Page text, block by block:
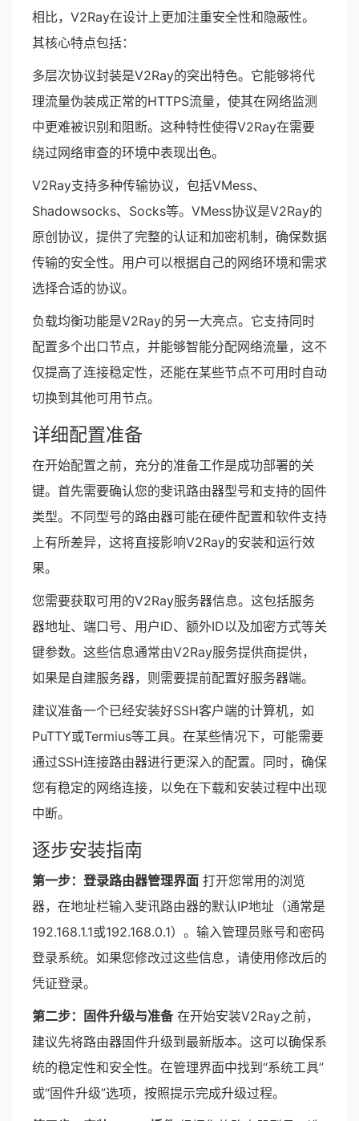
相比，V2Ray在设计上更加注重安全性和隐蔽性。
其核心特点包括：
多层次协议封装是V2Ray的突出特色。它能够将代
理流量伪装成正常的HTTPS流量，使其在网络监测
中更难被识别和阻断。这种特性使得V2Ray在需要
绕过网络审查的环境中表现出色。
V2Ray支持多种传输协议，包括VMess、
Shadowsocks、Socks等。VMess协议是V2Ray的
原创协议，提供了完整的认证和加密机制，确保数据
传输的安全性。用户可以根据自己的网络环境和需求
选择合适的协议。
负载均衡功能是V2Ray的另一大亮点。它支持同时
配置多个出口节点，并能够智能分配网络流量，这不
仅提高了连接稳定性，还能在某些节点不可用时自动
切换到其他可用节点。
详细配置准备
在开始配置之前，充分的准备工作是成功部署的关
键。首先需要确认您的斐讯路由器型号和支持的固件
类型。不同型号的路由器可能在硬件配置和软件支持
上有所差异，这将直接影响V2Ray的安装和运行效
果。
您需要获取可用的V2Ray服务器信息。这包括服务
器地址、端口号、用户ID、额外ID以及加密方式等关
键参数。这些信息通常由V2Ray服务提供商提供，
如果是自建服务器，则需要提前配置好服务器端。
建议准备一个已经安装好SSH客户端的计算机，如
PuTTY或Termius等工具。在某些情况下，可能需要
通过SSH连接路由器进行更深入的配置。同时，确保
您有稳定的网络连接，以免在下载和安装过程中出现
中断。
逐步安装指南
第一步：登录路由器管理界面 打开您常用的浏览
器，在地址栏输入斐讯路由器的默认IP地址（通常是
192.168.1.1或192.168.0.1）。输入管理员账号和密码
登录系统。如果您修改过这些信息，请使用修改后的
凭证登录。
第二步：固件升级与准备在开始安装V2Ray之前，
建议先将路由器固件升级到最新版本。这可以确保系
统的稳定性和安全性。在管理界面中找到“系统工具”
或“固件升级”选项，按照提示完成升级过程。